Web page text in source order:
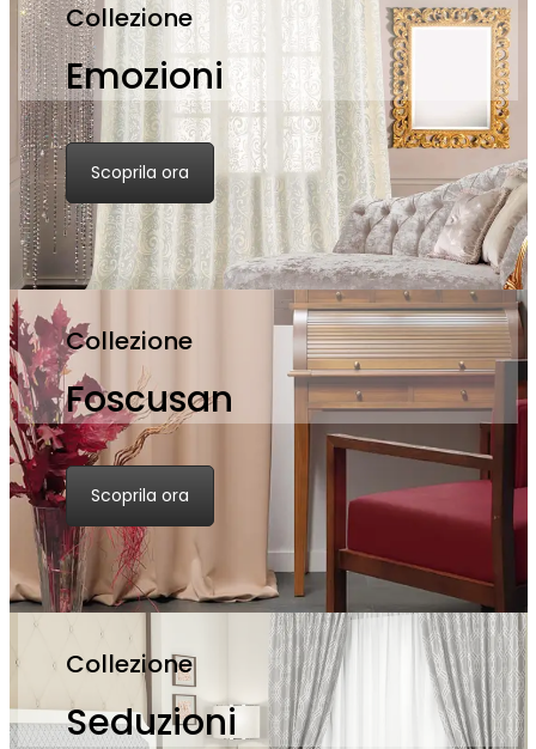
Collezione
Emozioni
Scoprila ora
Collezione
Foscusan
Scoprila ora
Collezione
Seduzioni